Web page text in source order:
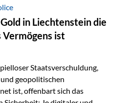
Vater schenkt seiner Tochter
Einige Jahre später möchte die
verwenden, um…
in Liechtenstein die
ist
Staatsverschuldung,
geopolitischen
ist, offenbart sich das